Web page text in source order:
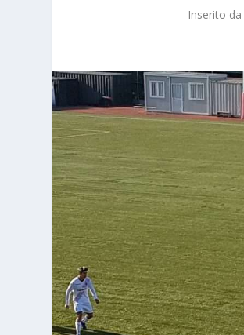
Inserito da